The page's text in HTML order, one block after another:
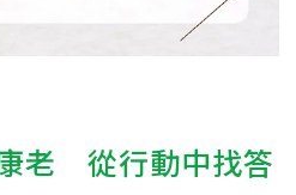
老 從行動中找答